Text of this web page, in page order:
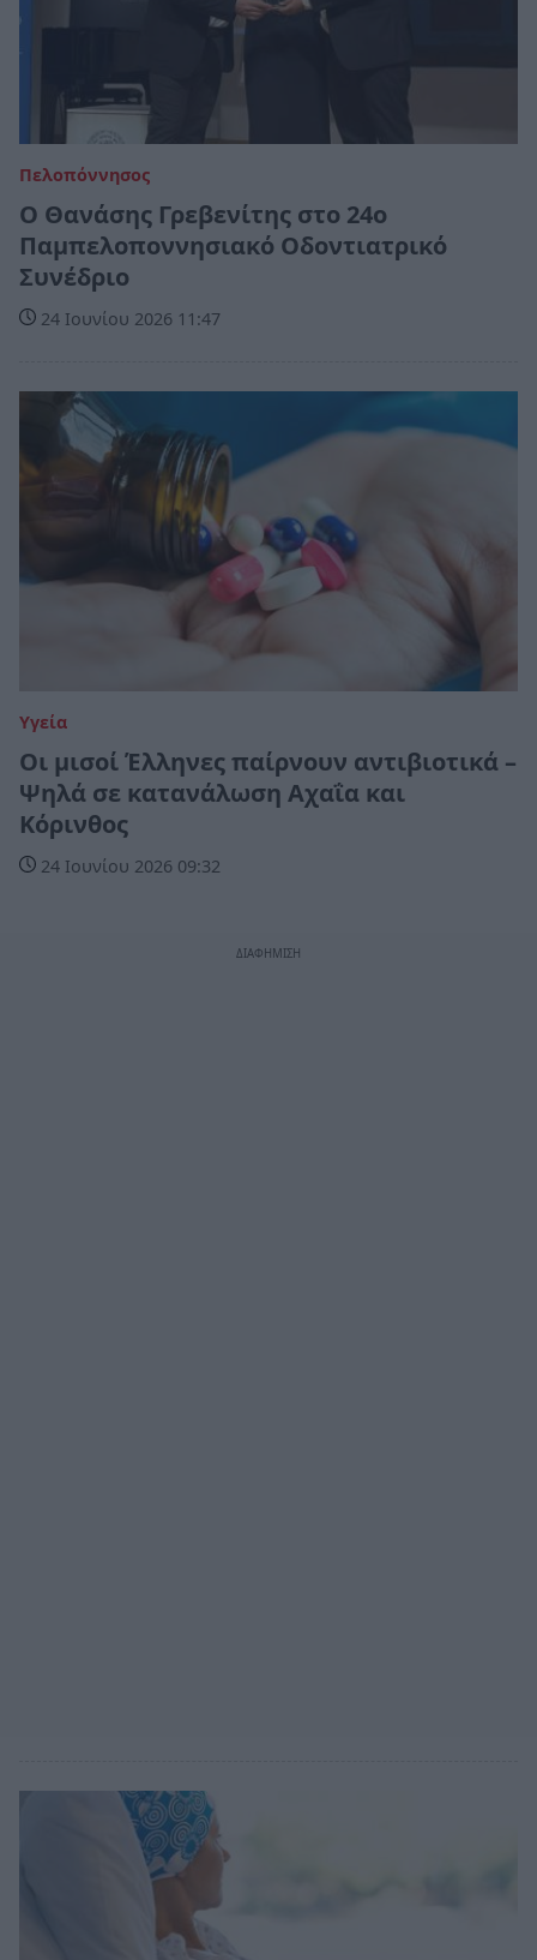
Πελοπόννησος
Ο Θανάσης Γρεβενίτης στο 24ο
Παμπελοποννησιακό Οδοντιατρικό
Συνέδριο
24 Ιουνίου 2026 11:47
Υγεία
Οι μισοί Έλληνες παίρνουν αντιβιοτικά –
Ψηλά σε κατανάλωση Αχαΐα και
Κόρινθος
24 Ιουνίου 2026 09:32